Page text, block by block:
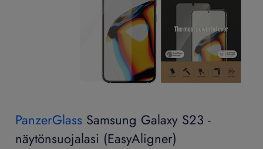
PanzerGlass Samsung Galaxy S23 -
näytönsuojalasi (EasyAligner)